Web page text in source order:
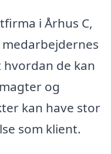
i Århus C,
de kan
og
kan have stor
som klient.